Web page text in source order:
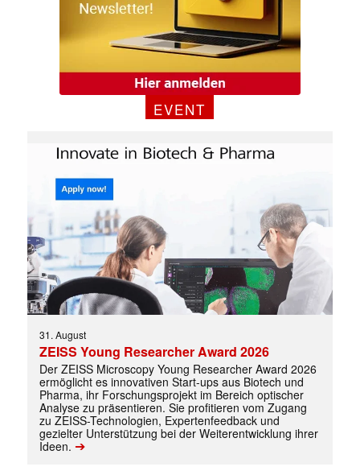
Mit dem |transkript-Newsletter
jede Woche aktuell informiert.
E-
Mail
(erforderlich)
EVENT
31. August
ZEISS Young Researcher Award 2026
Der ZEISS Microscopy Young Researcher Award 2026
ermöglicht es innovativen Start-ups aus Biotech und
Pharma, ihr Forschungsprojekt im Bereich optischer
Analyse zu präsentieren. Sie profitieren vom Zugang
zu ZEISS-Technologien, Expertenfeedback und
gezielter Unterstützung bei der Weiterentwicklung ihrer
Ideen. ➔